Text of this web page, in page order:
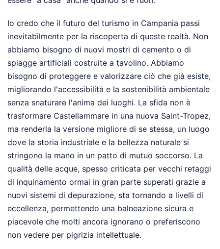
Io credo che il futuro del turismo in Campania passi
inevitabilmente per la riscoperta di queste realtà. Non
abbiamo bisogno di nuovi mostri di cemento o di
spiagge artificiali costruite a tavolino. Abbiamo
bisogno di proteggere e valorizzare ciò che già esiste,
migliorando l'accessibilità e la sostenibilità ambientale
senza snaturare l'anima dei luoghi. La sfida non è
trasformare Castellammare in una nuova Saint-Tropez,
ma renderla la versione migliore di se stessa, un luogo
dove la storia industriale e la bellezza naturale si
stringono la mano in un patto di mutuo soccorso. La
qualità delle acque, spesso criticata per vecchi retaggi
di inquinamento ormai in gran parte superati grazie a
nuovi sistemi di depurazione, sta tornando a livelli di
eccellenza, permettendo una balneazione sicura e
piacevole che molti ancora ignorano o preferiscono
non vedere per pigrizia intellettuale.